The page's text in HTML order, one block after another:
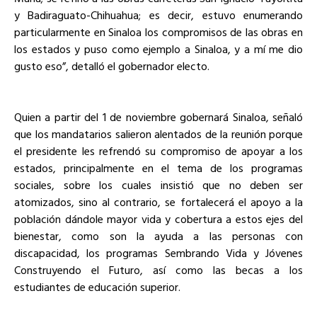
y Badiraguato-Chihuahua; es decir, estuvo enumerando
particularmente en Sinaloa los compromisos de las obras en
los estados y puso como ejemplo a Sinaloa, y a mí me dio
gusto eso”, detalló el gobernador electo.
Quien a partir del 1 de noviembre gobernará Sinaloa, señaló
que los mandatarios salieron alentados de la reunión porque
el presidente les refrendó su compromiso de apoyar a los
estados, principalmente en el tema de los programas
sociales, sobre los cuales insistió que no deben ser
atomizados, sino al contrario, se fortalecerá el apoyo a la
población dándole mayor vida y cobertura a estos ejes del
bienestar, como son la ayuda a las personas con
discapacidad, los programas Sembrando Vida y Jóvenes
Construyendo el Futuro, así como las becas a los
estudiantes de educación superior.